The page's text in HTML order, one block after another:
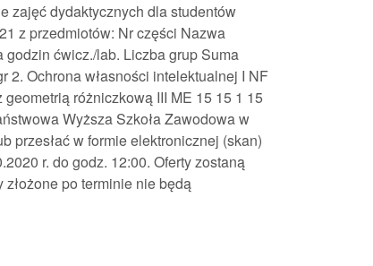
zajęć dydaktycznych dla studentów
z przedmiotów: Nr części Nazwa
ćwicz./lab. Liczba grup Suma
2. Ochrona własności intelektualnej I NF
różniczkową III ME 15 15 1 15
Wyższa Szkoła Zawodowa w
przesłać w formie elektronicznej (skan)
r. do godz. 12:00. Oferty zostaną
po terminie nie będą